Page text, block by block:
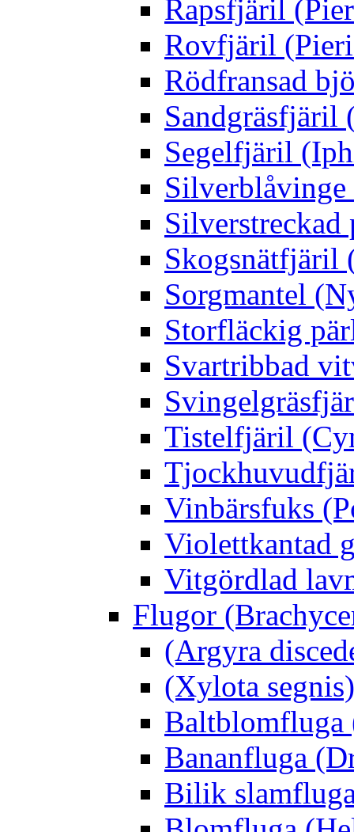
Rapsfjäril
Rovfjäril
Rödfransad
Sandgräsfjäril
Segelfjäril
Silverblåvinge
Skogsnätfjäril
Sorgmantel
Storfläckig
Svartribbad
Tistelfjäril
Vinbärsfuks
Violettkantad
Vitgördlad
Flugor
(Argyra
(Xylota segnis)
Baltblomfluga
Bananfluga
Bilik